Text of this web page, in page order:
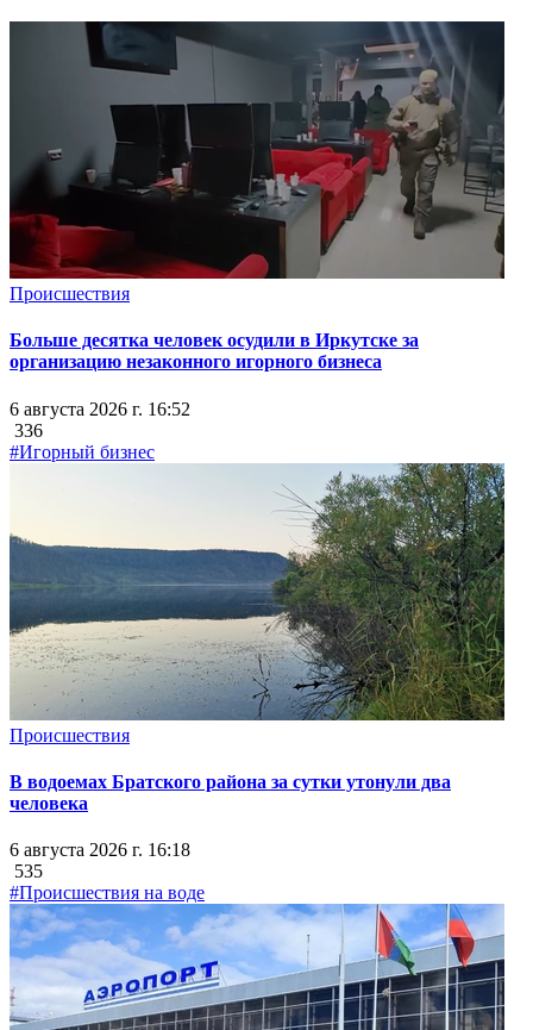
Происшествия
Больше десятка человек осудили в Иркутске за
организацию незаконного игорного бизнеса
6 августа 2026 г. 16:52
336
#Игорный бизнес
Происшествия
В водоемах Братского района за сутки утонули два
человека
6 августа 2026 г. 16:18
535
#Происшествия на воде